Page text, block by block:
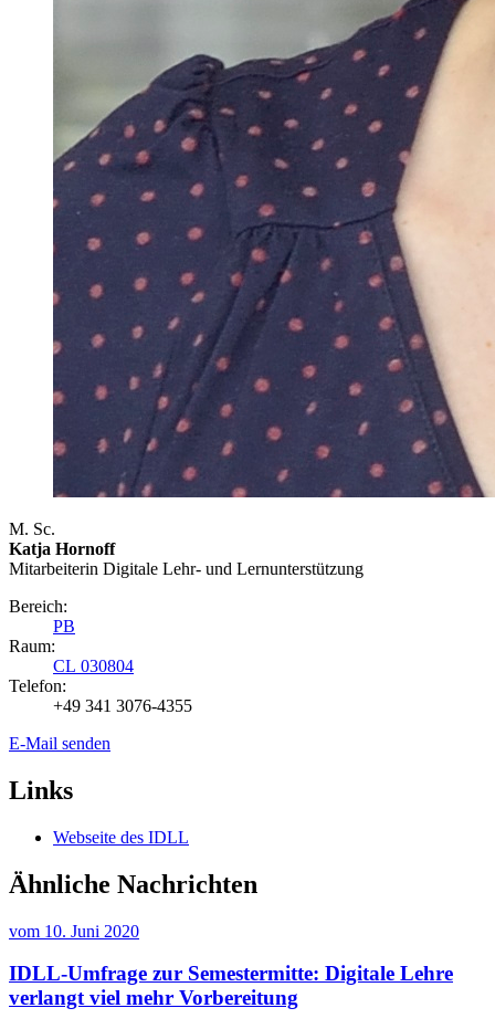
M. Sc.
Katja Hornoff
Mitarbeiterin Digitale Lehr- und Lernunterstützung
Bereich:
PB
Raum:
CL 030804
Telefon:
+49 341 3076-4355
E-Mail senden
Links
Webseite des IDLL
Ähnliche Nachrichten
vom 10. Juni 2020
IDLL-Umfrage zur Semestermitte: Digitale Lehre
verlangt viel mehr Vorbereitung